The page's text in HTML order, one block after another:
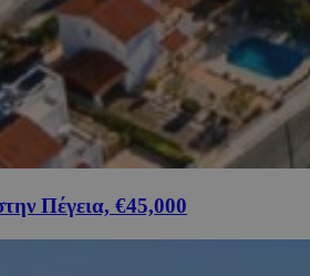
Πέγεια, €45,000